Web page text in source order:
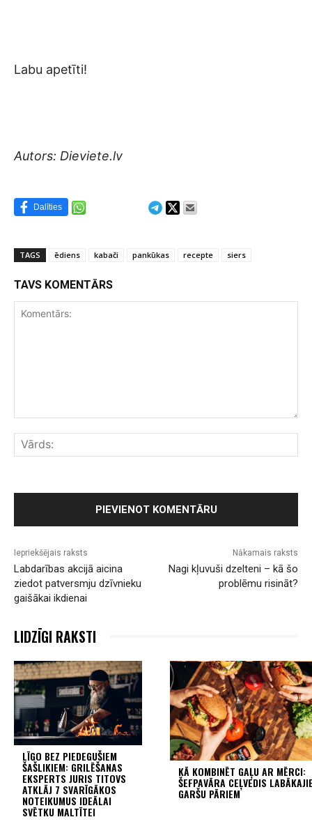
Labu apetīti!
Autors: Dieviete.lv
Dalīties
TAGS ēdiens kabači pankūkas recepte siers
TAVS KOMENTĀRS
Iepriekšējais raksts
Labdarības akcijā aicina
ziedot patversmju dzīvnieku
gaišākai ikdienai
Nākamais raksts
Nagi kļuvuši dzelteni – kā šo
problēmu risināt?
LIDZĪGI RAKSTI
LĪGO BEZ PIEDEGUŠIEM
ŠAŠLIKIEM: GRILĒŠANAS
EKSPERTS JURIS TITOVS
ATKLĀJ 7 SVARĪGĀKOS
NOTEIKUMUS IDEĀLAI
SVĒTKU MALTĪTEI
KĀ KOMBINĒT GAĻU AR MĒRCI:
ŠEFPAVĀRA CEĻVEDIS
GARŠU PĀRIEM